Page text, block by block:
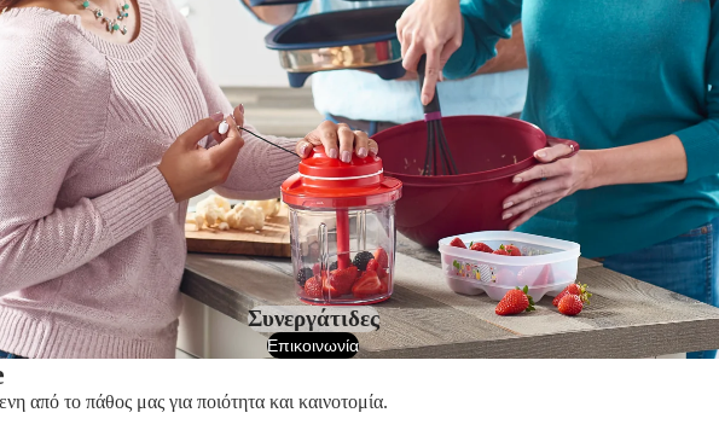
Συνεργάτιδες
Επικοινωνία
από το πάθος μας για ποιότητα και καινοτομία.